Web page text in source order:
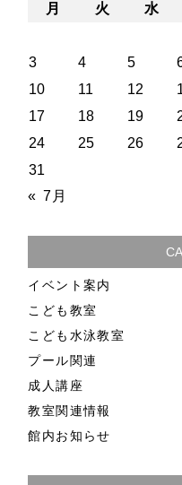
月 火 水
3
4 5
10
11 12
17
18 19
24
25 26
31
« 7月
イベント案内
こども教室
こども水泳教室
プール関連
成人講座
教室関連情報
館内お知らせ